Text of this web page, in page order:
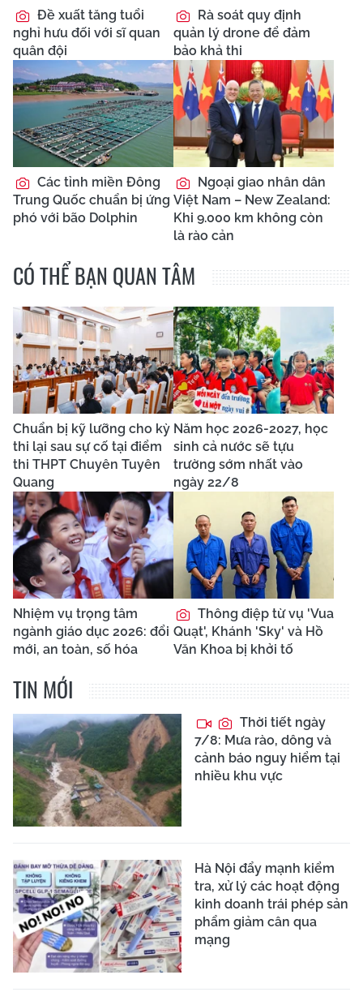
Đề xuất tăng tuổi
nghỉ hưu đối với sĩ quan
quân đội
Rà soát quy định
quản lý drone để đảm
bảo khả thi
Các tỉnh miền Đông
Trung Quốc chuẩn bị ứng
phó với bão Dolphin
Ngoại giao nhân dân
Việt Nam – New Zealand:
Khi 9.000 km không còn
là rào cản
CÓ THỂ BẠN QUAN TÂM
Chuẩn bị kỹ lưỡng cho kỳ
thi lại sau sự cố tại điểm
thi THPT Chuyên Tuyên
Quang
Năm học 2026-2027, học
sinh cả nước sẽ tựu
trường sớm nhất vào
ngày 22/8
Nhiệm vụ trọng tâm
ngành giáo dục 2026: đổi
mới, an toàn, số hóa
Thông điệp từ vụ 'Vua
Quạt', Khánh 'Sky' và Hồ
Văn Khoa bị khởi tố
TIN MỚI
Thời tiết ngày
7/8: Mưa rào, dông và
cảnh báo nguy hiểm tại
nhiều khu vực
Hà Nội đẩy mạnh kiểm
tra, xử lý các hoạt động
kinh doanh trái phép sản
phẩm giảm cân qua
mạng